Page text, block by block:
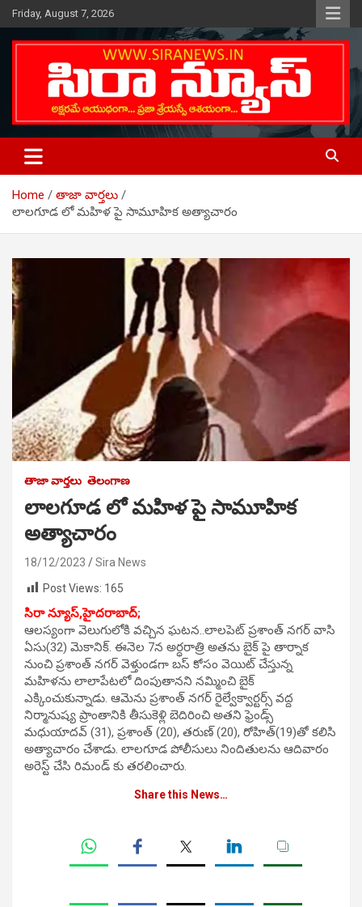
Skip
to
content
Friday, August 7, 2026
SIRA NEWS
Telugu Online News Daily
Home
తాజా వార్తలు
లాలగూడ లో మహిళ పై సామూహిక అత్యాచారం
తాజా వార్తలు తెలంగాణ
లాలగూడ లో మహిళ పై సామూహిక
అత్యాచారం
18/12/2023
Sira News
Post Views: 165
సిరా న్యూస్,హైదరాబాద్;
ఆలస్యంగా వెలుగులోకి వచ్చిన ఘటన..లాలపెట్ ప్రశాంత్ నగర్ వాసి
ఏసు(32) మెకానిక్. ఈనెల 7న అర్ధరాత్రి అతను బైక్ పై తార్నాక
నుంచి ప్రశాంత్ నగర్ వెళ్తుండగా బస్ కోసం వెయిట్ చేస్తున్న
మహిళను లాలాపేటలో దింపుతానని నమ్మించి బైక్
ఎక్కించుకున్నాడు. ఆమెను ప్రశాంత్ నగర్ రైల్వేక్వార్టర్స్ వద్ద
నిర్మానుష్య ప్రాంతానికి తీసుకెళ్లి బెదిరించి అతని ఫ్రెండ్స్
మధుయాదవ్ (31), ప్రశాంత్ (20), తరుణ్ (20), రోహిత్(19)తో కలిసి
అత్యాచారం చేశాడు. లాలగూడ పోలీసులు నిందితులను ఆదివారం
అరెస్ట్ చేసి రిమండ్ కు తరలించారు.
Share this News…